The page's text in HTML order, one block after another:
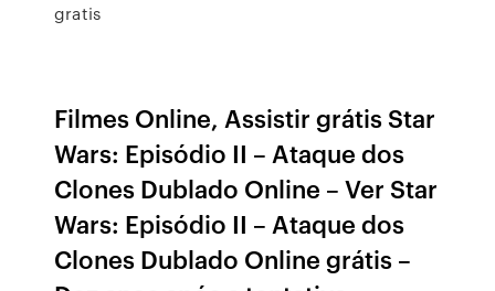
gratis
Filmes Online, Assistir grátis Star
Wars: Episódio II – Ataque dos
Clones Dublado Online – Ver Star
Wars: Episódio II – Ataque dos
Clones Dublado Online grátis –